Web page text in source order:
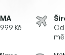
Kč
Od